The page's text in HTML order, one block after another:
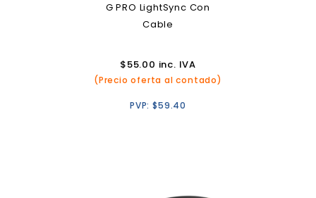
G PRO LightSync Con
Cable
$55.00 inc. IVA
(Precio oferta al contado)
PVP:$59.40